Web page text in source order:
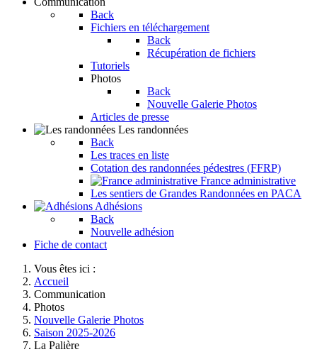
Back
Fichiers en téléchargement
Back
Récupération de fichiers
Tutoriels
Photos
Back
Nouvelle Galerie Photos
Articles de presse
Les randonnées
Back
Les traces en liste
Cotation des randonnées pédestres (FFRP)
France administrative
Les sentiers de Grandes Randonnées en PACA
Adhésions
Back
Nouvelle adhésion
Fiche de contact
Vous êtes ici :
Accueil
Communication
Photos
Nouvelle Galerie Photos
Saison 2025-2026
La Palière